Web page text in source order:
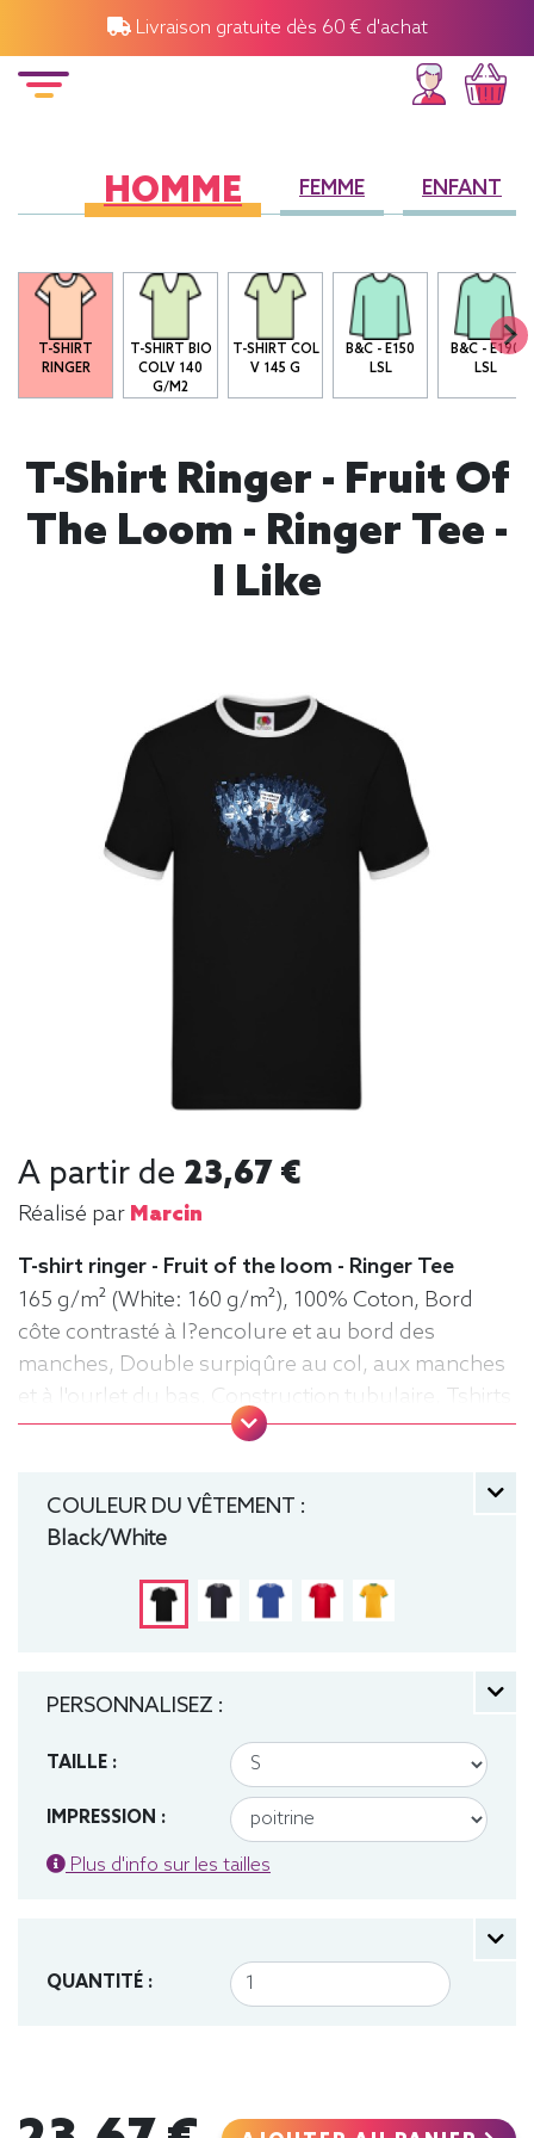
Livraison gratuite dès 60 € d'achat
HOMME FEMME ENFANT
T-SHIRT
RINGER
T-SHIRT BIO
COLV 140
G/M2
T-SHIRT COL
V 145 G
B&C - E150
LSL
B&C - E190
LSL
T-Shirt Ringer - Fruit Of
The Loom - Ringer Tee -
I Like
A partir de 23,67 €
Réalisé par Marcin
T-shirt ringer - Fruit of the loom - Ringer Tee
165 g/m² (White: 160 g/m²), 100% Coton, Bord
côte contrasté à l?encolure et au bord des
manches, Double surpiqûre au col, aux manches
et à l'ourlet du bas, Construction tubulaire, Tshirts
Ringer, Tee-shirt, manche courte, Léger, Homme,
COULEUR DU VÊTEMENT :
Black/White
PERSONNALISEZ :
TAILLE :
IMPRESSION :
Plus d'info sur les tailles
QUANTITÉ :